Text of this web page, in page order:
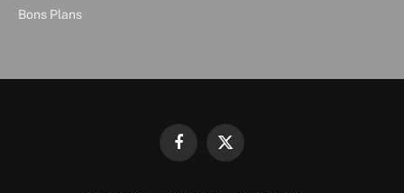
Bons Plans
FacebookX